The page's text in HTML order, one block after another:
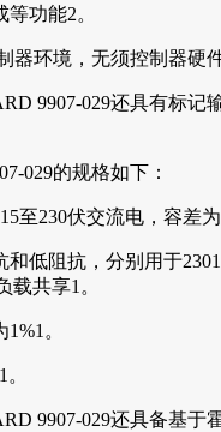
功能2。
器环境，无须控制器硬件
9907-029还具有标记
029的规格如下：
至230伏交流电，容差为
和低阻抗，分别用于
载共享1。
。
9907-029还具备基于